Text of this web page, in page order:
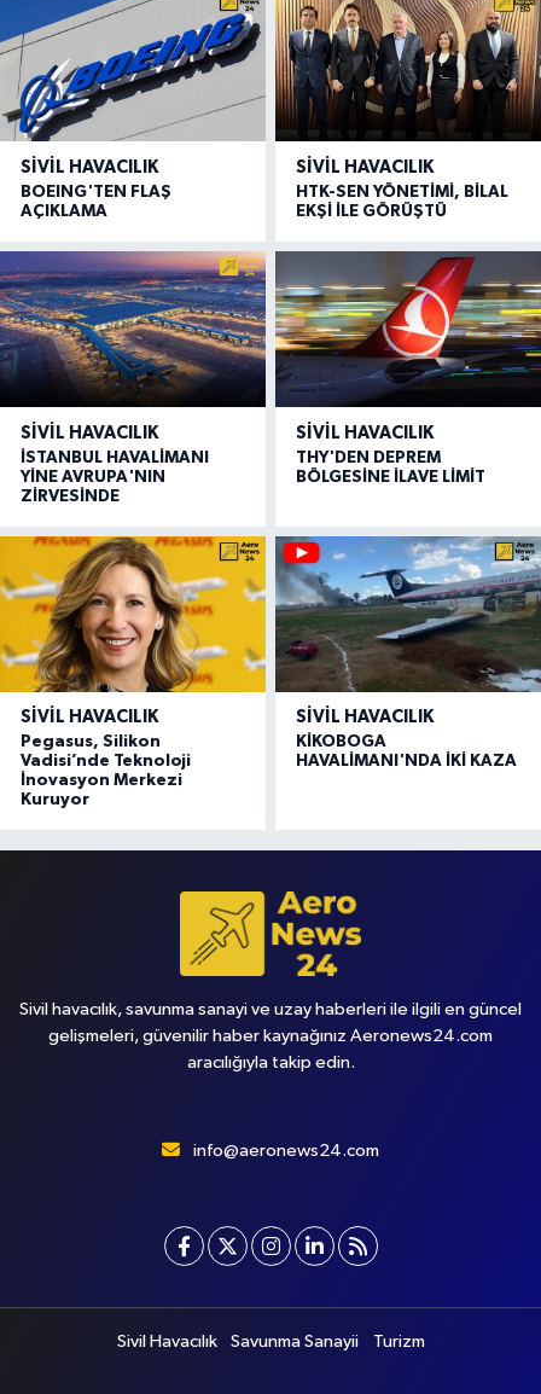
SIVIL HAVACILIK
BOEING'TEN FLAŞ
AÇIKLAMA
SIVIL HAVACILIK
HTK-SEN YÖNETİMİ, BİLAL
EKŞİ İLE GÖRÜŞTÜ
SIVIL HAVACILIK
İSTANBUL HAVALİMANI
YİNE AVRUPA'NIN
ZİRVESİNDE
SIVIL HAVACILIK
THY'DEN DEPREM
BÖLGESİNE İLAVE LİMİT
SIVIL HAVACILIK
Pegasus, Silikon
Vadisi’nde Teknoloji
İnovasyon Merkezi
Kuruyor
SIVIL HAVACILIK
KİKOBOGA
HAVALİMANI'NDA İKİ KAZA
Sivil havacılık, savunma sanayi ve uzay haberleri ile ilgili en güncel
gelişmeleri, güvenilir haber kaynağınız Aeronews24.com
aracılığıyla takip edin.
info@aeronews24.com
Sivil Havacılık Savunma Sanayii Turizm